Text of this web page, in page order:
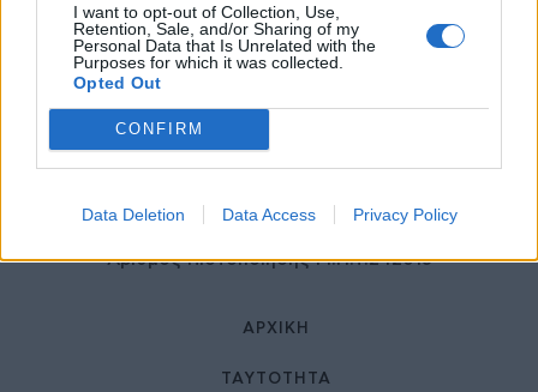
I want to opt-out of Collection, Use,
Retention, Sale, and/or Sharing of my
Personal Data that Is Unrelated with the
Purposes for which it was collected.
Opted Out
CONFIRM
Data Deletion Data Access Privacy Policy
© HealthStories - All rights reserved.
Αριθμός Πιστοποίησης Μ.Η.Τ.242013
ΑΡΧΙΚΉ
ΤΑΥΤΌΤΗΤΑ